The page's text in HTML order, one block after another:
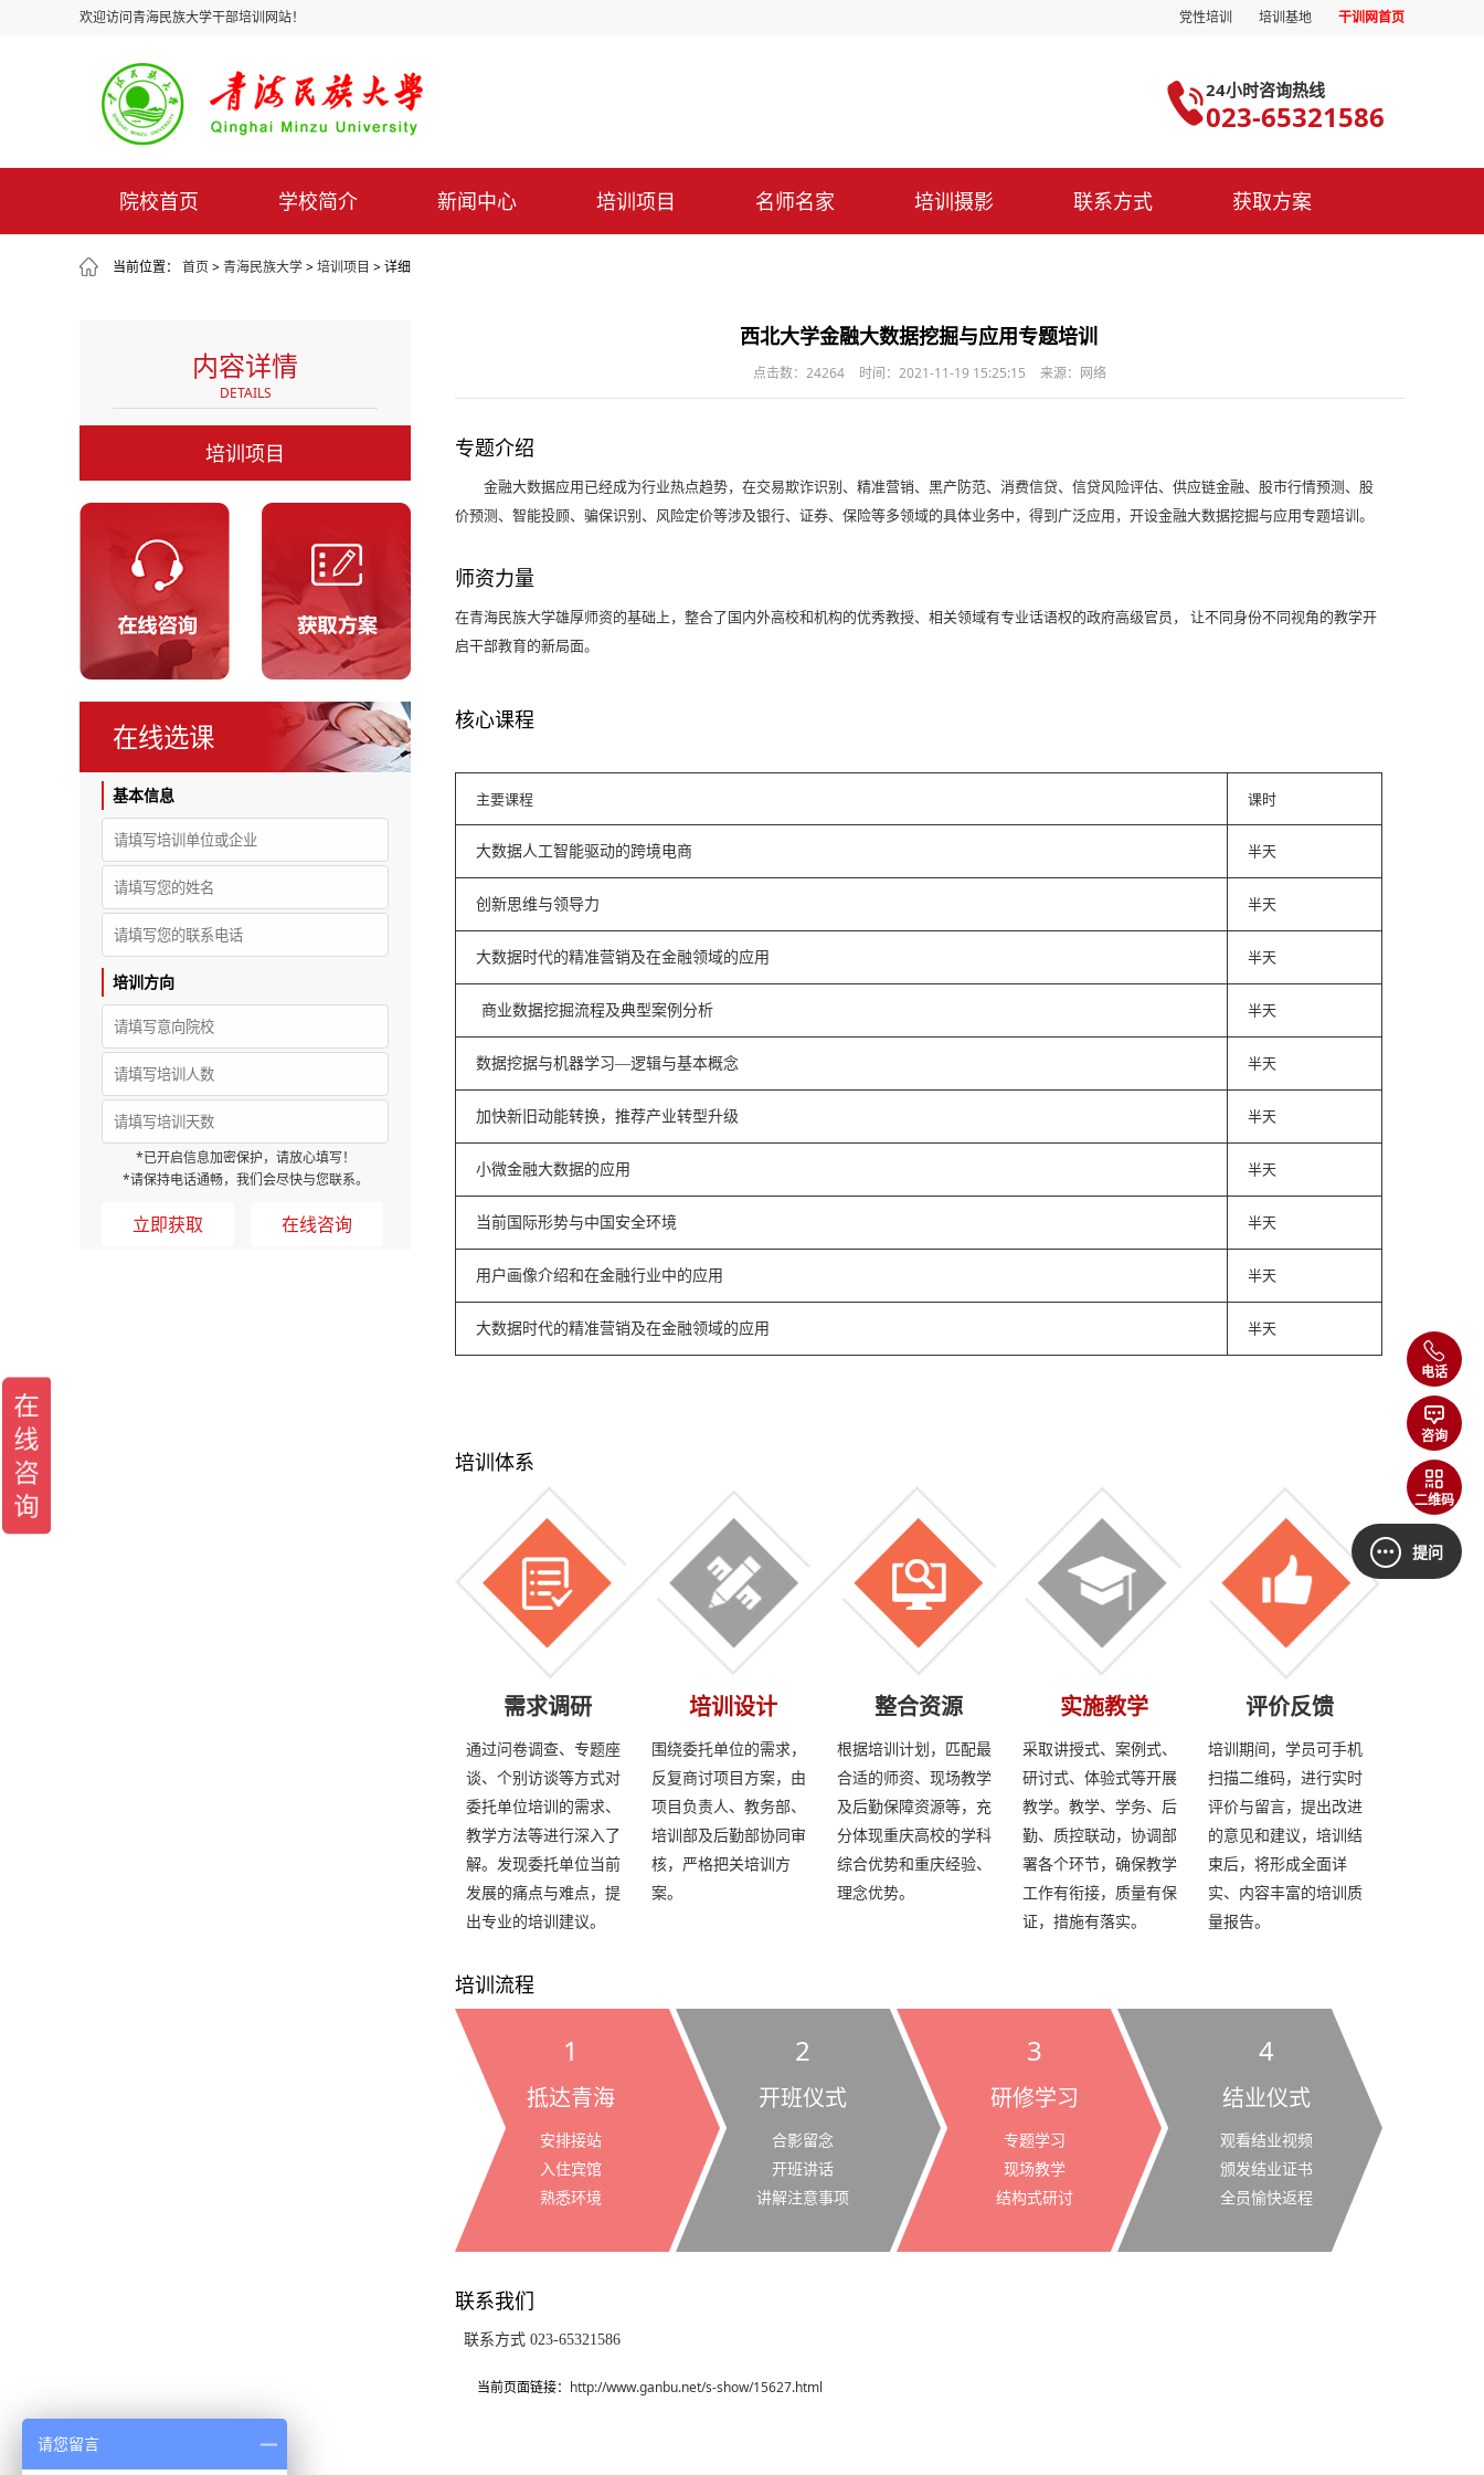
欢迎访问青海民族大学干部培训网站！ 党性培训 培训基地 干训网首页
24小时咨询热线
023-65321586
院校首页 学校简介 新闻中心 培训项目 名师名家 培训摄影 联系方式 获取方案
当前位置： 首页>青海民族大学>培训项目 > 详细
内容详情
DETAILS
培训项目
在线选课
基本信息
培训方向
*已开启信息加密保护，请放心填写！
*请保持电话通畅，我们会尽快与您联系。
在线咨询
西北大学金融大数据挖掘与应用专题培训
点击数：24264 时间：2021-11-19 15:25:15 来源：网络
专题介绍
金融大数据应用已经成为行业热点趋势，在交易欺诈识别、精准营销、黑产防范、消费信贷、信贷风险评估、供应链金融、股市行情预测、股
价预测、智能投顾、骗保识别、风险定价等涉及银行、证券、保险等多领域的具体业务中，得到广泛应用，开设金融大数据挖掘与应用专题培训。
师资力量
在青海民族大学雄厚师资的基础上，整合了国内外高校和机构的优秀教授、相关领域有专业话语权的政府高级官员， 让不同身份不同视角的教学开
启干部教育的新局面。
核心课程
主要课程 课时
大数据人工智能驱动的跨境电商 半天
创新思维与领导力 半天
大数据时代的精准营销及在金融领域的应用 半天
商业数据挖掘流程及典型案例分析 半天
数据挖据与机器学习—逻辑与基本概念 半天
加快新旧动能转换，推荐产业转型升级 半天
小微金融大数据的应用 半天
当前国际形势与中国安全环境 半天
用户画像介绍和在金融行业中的应用 半天
大数据时代的精准营销及在金融领域的应用 半天
培训体系
需求调研
通过问卷调查、专题座
谈、个别访谈等方式对
委托单位培训的需求、
教学方法等进行深入了
解。发现委托单位当前
发展的痛点与难点，提
出专业的培训建议。
培训设计
围绕委托单位的需求，
反复商讨项目方案，由
项目负责人、教务部、
培训部及后勤部协同审
核，严格把关培训方
案。
整合资源
根据培训计划，匹配最
合适的师资、现场教学
及后勤保障资源等，充
分体现重庆高校的学科
综合优势和重庆经验、
理念优势。
实施教学
采取讲授式、案例式、
研讨式、体验式等开展
教学。教学、学务、后
勤、质控联动，协调部
署各个环节，确保教学
工作有衔接，质量有保
证，措施有落实。
评价反馈
培训期间，学员可手机
扫描二维码，进行实时
评价与留言，提出改进
的意见和建议，培训结
束后，将形成全面详
实、内容丰富的培训质
量报告。
培训流程
1
抵达青海
安排接站
入住宾馆
熟悉环境
2
开班仪式
合影留念
开班讲话
讲解注意事项
3
研修学习
专题学习
现场教学
结构式研讨
4
结业仪式
观看结业视频
颁发结业证书
全员愉快返程
联系我们
联系方式 023-65321586
当前页面链接： http://www.ganbu.net/s-show/15627.html
电话
咨询
二维码
提问
请您留言